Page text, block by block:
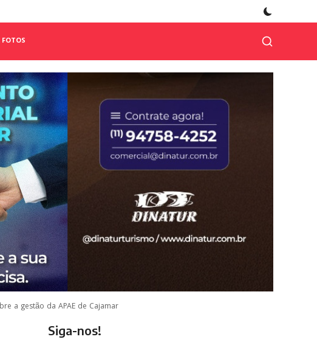
a gestão da APAE de Cajamar
Siga-nos!